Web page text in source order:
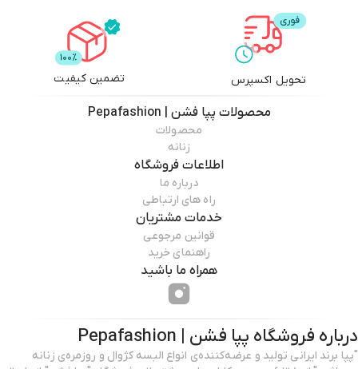
تحویل اکسپرس تضمین کیفیت
محصولات پپا فشن | Pepafashion
محصولات
زنانه
اطلاعات فروشگاه
درباره ما
راه های ارتباطی
خدمات مشتریان
قوانین مرجوعی
راهنمای خرید
همراه ما باشید
درباره فروشگاه پپا فشن | Pepafashion
"پپا برند ایرانی تولید و عرضه‌کننده‌ی انواع البسه کژوال و روزمره‌ی زنانه